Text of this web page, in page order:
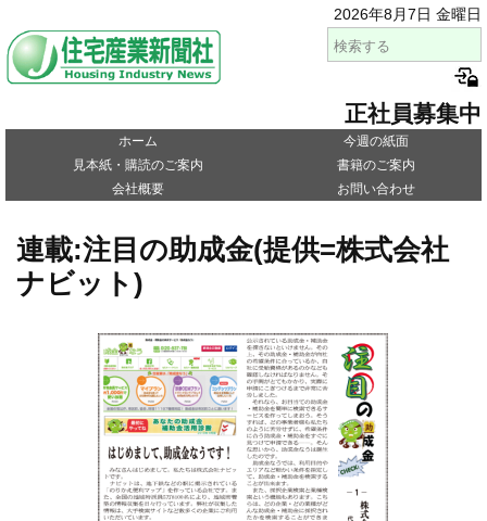
2026年8月7日 金曜日
正社員募集中
ホーム
今週の紙面
見本紙・購読のご案内
書籍のご案内
会社概要
お問い合わせ
連載:注目の助成金(提供=株式会社
ナビット)